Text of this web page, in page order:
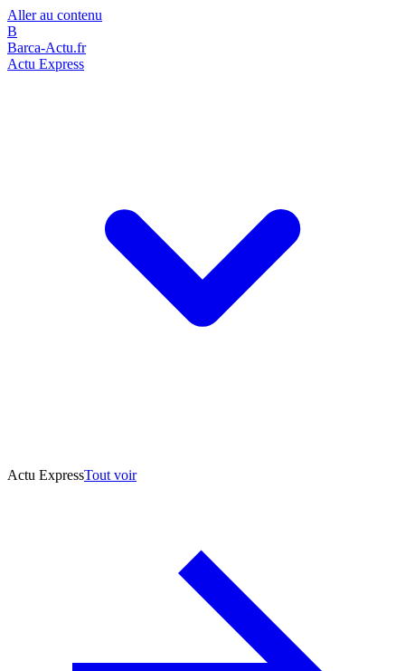
Aller au contenu
B
Barca-Actu.fr
Actu Express
Actu ExpressTout voir